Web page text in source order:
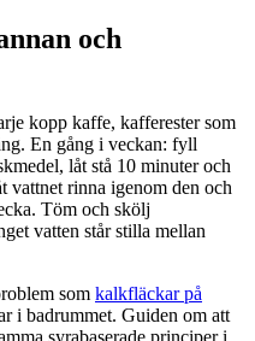
och
kopp kaffe, kafferester som
En gång i veckan: fyll
låt stå 10 minuter och
vattnet rinna igenom den och
Töm och skölj
vatten står stilla mellan
som kalkfläckar på
i badrummet. Guiden om att
syrabaserade principer i